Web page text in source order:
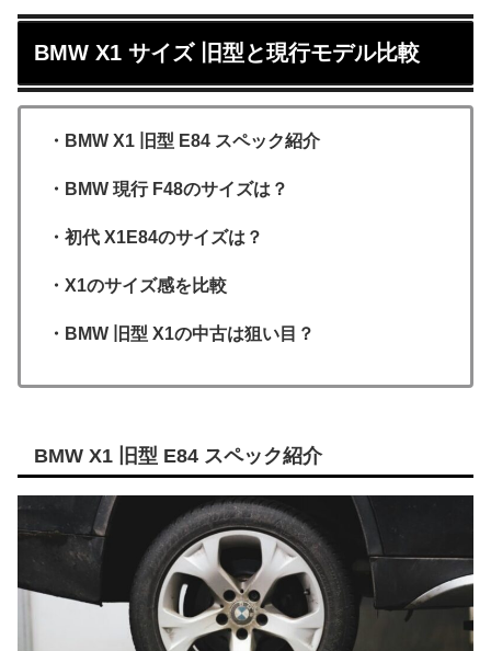
BMW X1 サイズ 旧型と現行モデル比較
・BMW X1 旧型 E84 スペック紹介
・BMW 現行 F48のサイズは？
・初代 X1E84のサイズは？
・X1のサイズ感を比較
・BMW 旧型 X1の中古は狙い目？
BMW X1 旧型 E84 スペック紹介